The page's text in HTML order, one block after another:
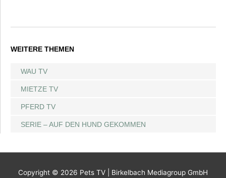
WEITERE THEMEN
WAU TV
MIETZE TV
PFERD TV
SERIE – AUF DEN HUND GEKOMMEN
Copyright © 2026 Pets TV | Birkelbach Mediagroup GmbH